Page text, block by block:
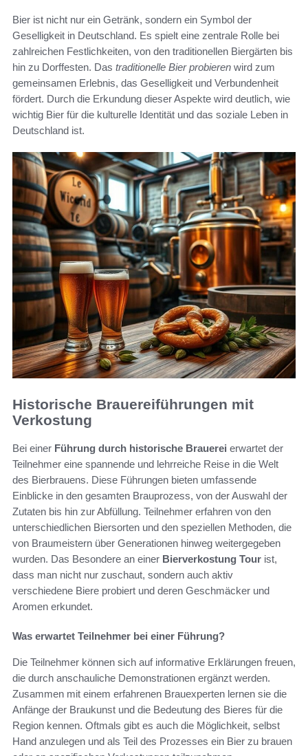
Bier ist nicht nur ein Getränk, sondern ein Symbol der
Geselligkeit in Deutschland. Es spielt eine zentrale Rolle bei
zahlreichen Festlichkeiten, von den traditionellen Biergärten bis
hin zu Dorffesten. Das traditionelle Bier probieren wird zum
gemeinsamen Erlebnis, das Geselligkeit und Verbundenheit
fördert. Durch die Erkundung dieser Aspekte wird deutlich, wie
wichtig Bier für die kulturelle Identität und das soziale Leben in
Deutschland ist.
Historische Brauereiführungen mit
Verkostung
Bei einer Führung durch historische Brauerei erwartet der
Teilnehmer eine spannende und lehrreiche Reise in die Welt
des Bierbrauens. Diese Führungen bieten umfassende
Einblicke in den gesamten Brauprozess, von der Auswahl der
Zutaten bis hin zur Abfüllung. Teilnehmer erfahren von den
unterschiedlichen Biersorten und den speziellen Methoden, die
von Braumeistern über Generationen hinweg weitergegeben
wurden. Das Besondere an einer Bierverkostung Tour ist,
dass man nicht nur zuschaut, sondern auch aktiv
verschiedene Biere probiert und deren Geschmäcker und
Aromen erkundet.
Was erwartet Teilnehmer bei einer Führung?
Die Teilnehmer können sich auf informative Erklärungen freuen,
die durch anschauliche Demonstrationen ergänzt werden.
Zusammen mit einem erfahrenen Brauexperten lernen sie die
Anfänge der Braukunst und die Bedeutung des Bieres für die
Region kennen. Oftmals gibt es auch die Möglichkeit, selbst
Hand anzulegen und als Teil des Prozesses ein Bier zu brauen